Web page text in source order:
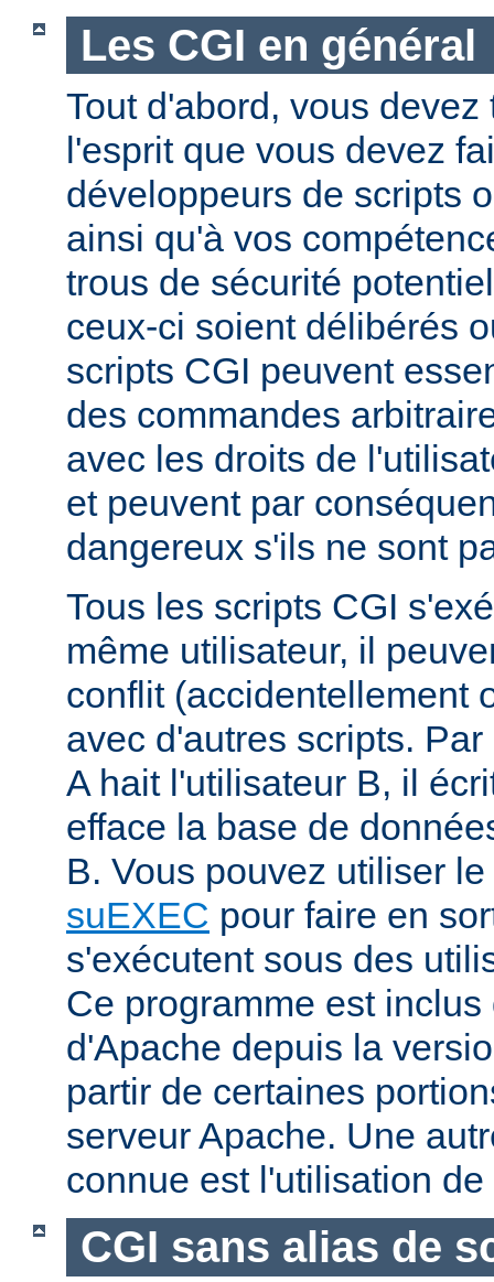
Les CGI en général
Tout d'abord, vous
l'esprit que vous devez
développeurs de scripts
ainsi qu'à vos
trous de sécurité
ceux-ci soient délibérés
scripts CGI peuvent
des commandes
avec les droits de
et peuvent par
dangereux s'ils ne sont
Tous les scripts CGI
même utilisateur, il
conflit (accidentellement
avec d'autres scripts.
A hait l'utilisateur B, il
efface la base de
B. Vous pouvez utiliser
suEXEC pour faire en
s'exécutent sous des
Ce programme est
d'Apache depuis la
partir de certaines
serveur Apache. Une
connue est l'utilisation de
CGI sans alias de